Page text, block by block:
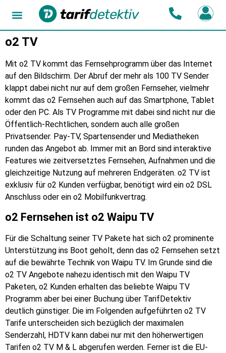
o2 TV
Mit o2 TV kommt das Fernsehprogramm über das Internet
auf den Bildschirm. Der Abruf der mehr als 100 TV Sender
klappt dabei nicht nur auf dem großen Fernseher, vielmehr
kommt das o2 Fernsehen auch auf das Smartphone, Tablet
oder den PC. Als TV Programme mit dabei sind nicht nur die
Öffentlich-Rechtlichen, sondern auch alle großen
Privatsender. Pay-TV, Spartensender und Mediatheken
runden das Angebot ab. Immer mit an Bord sind interaktive
Features wie zeitversetztes Fernsehen, Aufnahmen und die
gleichzeitige Nutzung auf mehreren Endgeräten. o2 TV ist
exklusiv für o2 Kunden verfügbar, benötigt wird ein o2 DSL
Anschluss oder ein o2 Mobilfunkvertrag.
o2 Fernsehen ist o2 Waipu TV
Für die Schaltung seiner TV Pakete hat sich o2 prominente
Unterstützung ins Boot geholt, denn das o2 Fernsehen setzt
auf die bewährte Technik von Waipu TV. Im Grunde sind die
o2 TV Angebote nahezu identisch mit den Waipu TV
Paketen, o2 Kunden erhalten das beliebte Waipu TV
Programm aber bei einer Buchung über TarifDetektiv
deutlich günstiger. Die im Folgenden aufgeführten o2 TV
Tarife unterscheiden sich bezüglich der maximalen
Senderzahl, HDTV kann dabei nur mit den höherwertigen
Tarifen o2 TV M & L abgerufen werden. Ferner ist die EU-